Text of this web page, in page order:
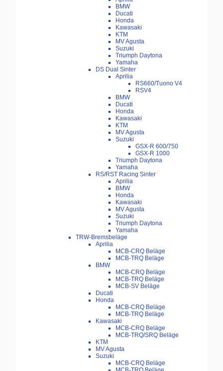
BMW
Ducati
Honda
Kawasaki
KTM
MV Agusta
Suzuki
Triumph Daytona
Yamaha
DS Dual Sinter
Aprilia
RS660/Tuono V4
RSV4
BMW
Ducati
Honda
Kawasaki
KTM
MV Agusta
Suzuki
GSX-R 600/750
GSX-R 1000
Triumph Daytona
Yamaha
RS/RST Racing Sinter
Aprilia
BMW
Honda
Kawasaki
MV Agusta
Suzuki
Triumph Daytona
Yamaha
TRW-Bremsbeläge
Aprilia
MCB-CRQ Beläge
MCB-TRQ Beläge
BMW
MCB-CRQ Beläge
MCB-TRQ Beläge
MCB-SV Beläge
Ducati
Honda
MCB-CRQ Beläge
MCB-TRQ Beläge
Kawasaki
MCB-CRQ Beläge
MCB-TRQ/SRQ Beläge
KTM
MV Agusta
Suzuki
MCB-CRQ Beläge